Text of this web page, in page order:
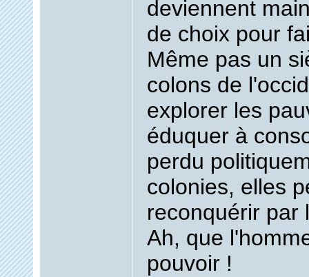
deviennent
de choix pour
Même pas un
colons de
explorer les
éduquer à
perdu
colonies, elles
reconquérir par
Ah, que
pouvoir !